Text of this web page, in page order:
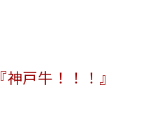
『神戸牛！！！』